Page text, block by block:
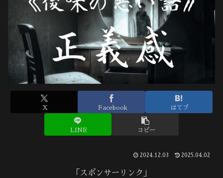
X Facebook はてブ
LINE コピー
2024.12.03 2025.04.02
「スポンサーリンク」